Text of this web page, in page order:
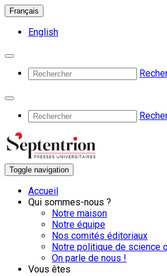
Français
English
Toggle navigation
Accueil
Qui sommes-nous ?
Notre maison
Notre équipe
Nos comités éditoriaux
Notre politique de science
On parle de nous !
Vous êtes